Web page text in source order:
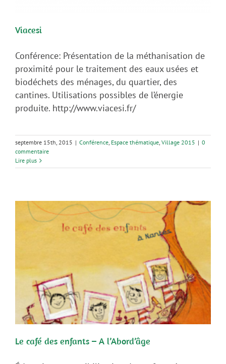
Viacesi
Conférence: Présentation de la méthanisation de
proximité pour le traitement des eaux usées et
biodéchets des ménages, du quartier, des
cantines. Utilisations possibles de l’énergie
produite. http://www.viacesi.fr/
septembre 15th, 2015 | Conférence, Espace thématique, Village 2015 | 0
commentaire
Lire plus
Le café des enfants – A l’Abord’âge